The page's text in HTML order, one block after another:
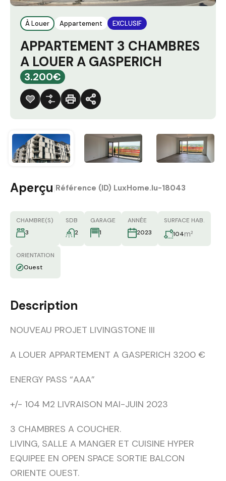
À Louer Appartement EXCLUSIF
APPARTEMENT 3 CHAMBRES
A LOUER A GASPERICH
3.200€
Aperçu Référence (ID) LuxHome.lu-18043
CHAMBRE(S)
3
SDB
2
GARAGE
1
ANNÉE
2023
SURFACE HAB.
104m²
ORIENTATION
Ouest
Description
NOUVEAU PROJET LIVINGSTONE III
A LOUER APPARTEMENT A GASPERICH 3200 €
ENERGY PASS “AAA”
+/- 104 M2 LIVRAISON MAI-JUIN 2023
3 CHAMBRES A COUCHER.
LIVING, SALLE A MANGER ET CUISINE HYPER
EQUIPEE EN OPEN SPACE SORTIE BALCON
ORIENTE OUEST.